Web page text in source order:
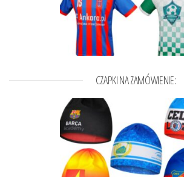
CZAPKI NA ZAMÓWIENIE: